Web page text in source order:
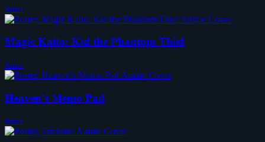
Krimi
Magic Kaito: Kid the Phantom Thief
Krimi
Heaven's Memo Pad
Krimi